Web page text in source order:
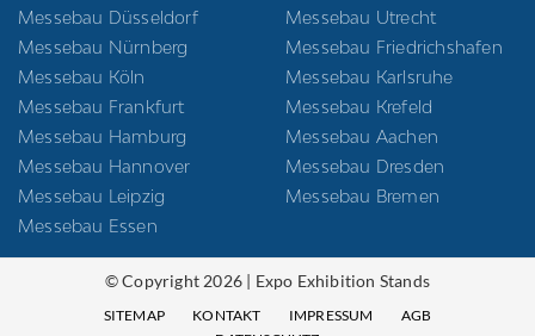
Messebau Düsseldorf
Messebau Nürnberg
Messebau Köln
Messebau Frankfurt
Messebau Hamburg
Messebau Hannover
Messebau Leipzig
Messebau Essen
Messebau Utrecht
Messebau Friedrichshafen
Messebau Karlsruhe
Messebau Krefeld
Messebau Aachen
Messebau Dresden
Messebau Bremen
© Copyright 2026 | Expo Exhibition Stands
SITEMAP KONTAKT IMPRESSUM
AGB